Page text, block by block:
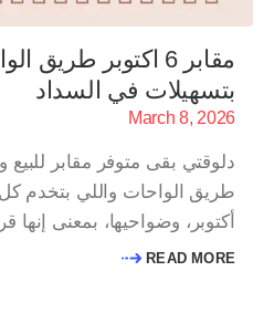
مقابر 6 اكتوبر طريق
بتسهيلات في السداد
March 8, 2026
طريق الواحات واللي بتخدم
أكتوبر، وضواحيها، بمعنى إنها
READ MORE